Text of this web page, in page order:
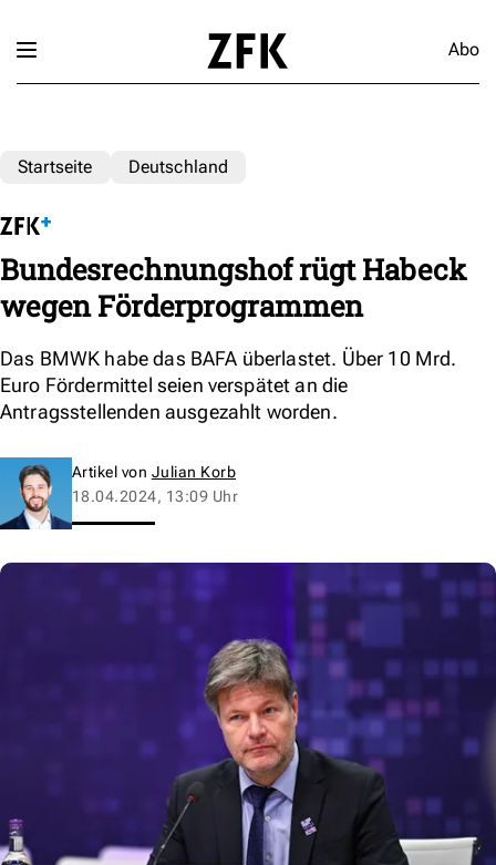
Abo
Startseite Deutschland
Bundesrechnungshof rügt Habeck
wegen Förderprogrammen
Das BMWK habe das BAFA überlastet. Über 10 Mrd.
Euro Fördermittel seien verspätet an die
Antragsstellenden ausgezahlt worden.
Artikel von Julian Korb
18.04.2024, 13:09 Uhr